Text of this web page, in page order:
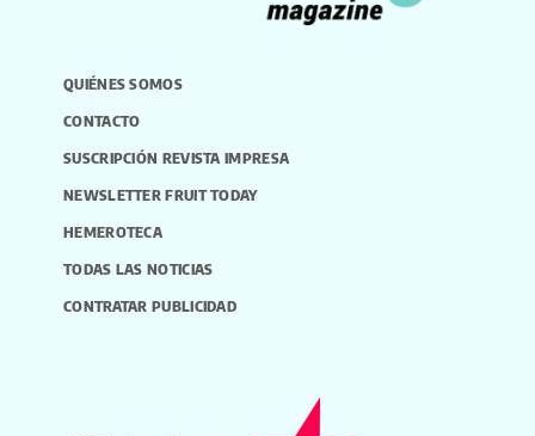
QUIÉNES SOMOS
CONTACTO
SUSCRIPCIÓN REVISTA IMPRESA
NEWSLETTER FRUIT TODAY
HEMEROTECA
TODAS LAS NOTICIAS
CONTRATAR PUBLICIDAD